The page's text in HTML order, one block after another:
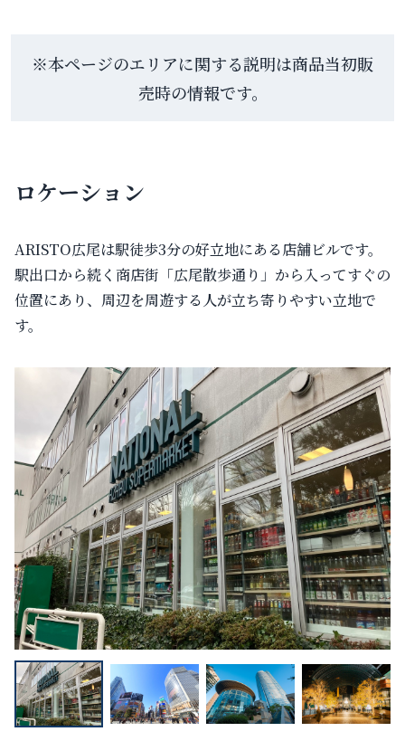
※本ページのエリアに関する説明は商品当初販
売時の情報です。
ロケーション
ARISTO広尾は駅徒歩3分の好立地にある店舗ビルです。
駅出口から続く商店街「広尾散歩通り」から入ってすぐの
位置にあり、周辺を周遊する人が立ち寄りやすい立地で
す。